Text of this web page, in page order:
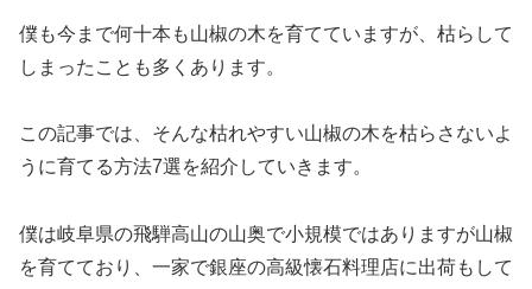
僕も今まで何十本も山椒の木を育てていますが、枯らして
しまったことも多くあります。
この記事では、そんな枯れやすい山椒の木を枯らさないよ
うに育てる方法7選を紹介していきます。
僕は岐阜県の飛騨高山の山奥で小規模ではありますが山椒
を育てており、一家で銀座の高級懐石料理店に出荷もして